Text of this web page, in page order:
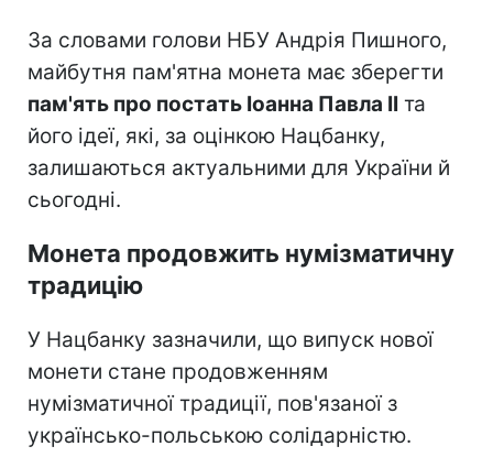
За словами голови НБУ Андрія Пишного,
майбутня пам'ятна монета має зберегти
пам'ять про постать Іоанна Павла II та
його ідеї, які, за оцінкою Нацбанку,
залишаються актуальними для України й
сьогодні.
Монета продовжить нумізматичну
традицію
У Нацбанку зазначили, що випуск нової
монети стане продовженням
нумізматичної традиції, пов'язаної з
українсько-польською солідарністю.